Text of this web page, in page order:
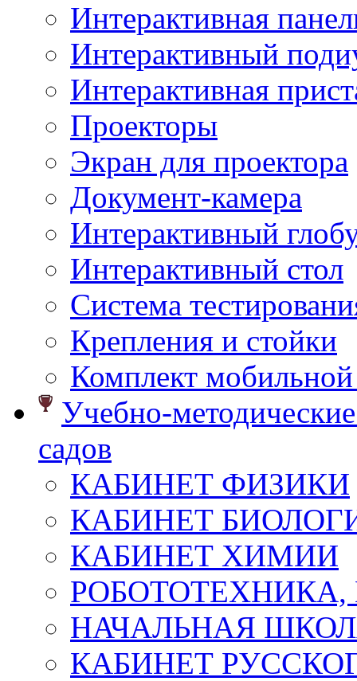
Интерактивная
Интерактивный
Интерактивная
Проекторы
Экран для проектора
Документ-камера
Интерактивный
Интерактивный стол
Система
Крепления и стойки
Комплект
Учебно-
садов
КАБИНЕТ ФИЗИКИ
КАБИНЕТ
КАБИНЕТ ХИМИИ
НАЧАЛЬНАЯ
КАБИНЕТ